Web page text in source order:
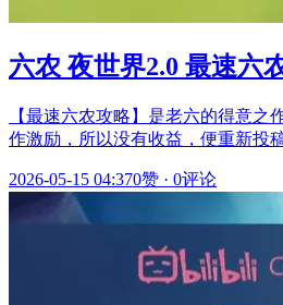
六农 夜世界2.0 最速六
【最速六农攻略】是老六的得意之
作激励，所以没有收益，便重新投
2026-05-15 04:370赞 · 0评论